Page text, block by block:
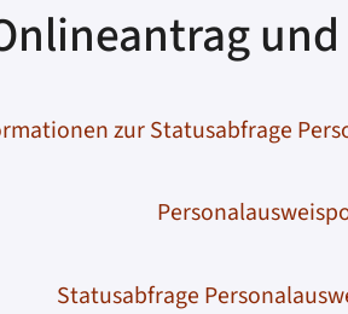
zur Statusabfrage
Statusabfrage